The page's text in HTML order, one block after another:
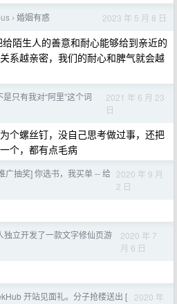
› 婚姻有惑 2023 年 5 月 8 日
陌生人的善意和耐心能够给到亲近的
系越亲密，我们的耐心和脾气就会越
是只有我对“阿里”这个词
2021 年 6 月 23
日
个螺丝钉，没自己思考做过事，还把
个，都有点毛病
广抽奖] 你选书，我买单 -- 给 2020 年 9 月
2 日
独立开发了一款文字修仙页游
2020 年 7
月 6 日
开站见面礼。分子抢楼送出 [
2020 年